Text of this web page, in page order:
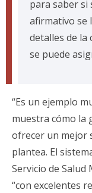
para saber si
afirmativo se
detalles de la
se puede
“Es un ejemplo
muestra cómo la
ofrecer un mejor
plantea. El
Servicio de Salud
“con excelentes